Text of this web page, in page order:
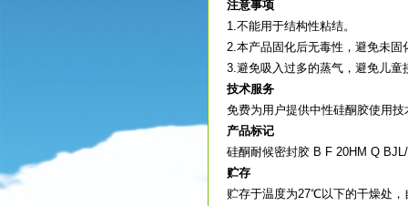
注意事项
1.不能用于结构性粘结。
2.本产品固化后无毒性，避免未
3.避免吸入过多的蒸气，避免儿童
技术服务
免费为用户提供中性硅酮胶使用
产品标记
硅酮耐候密封胶 B F 20HM Q
贮存
贮存于温度为27℃以下的干燥处